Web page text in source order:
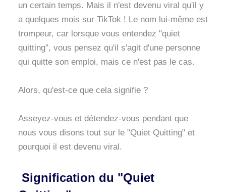
un certain temps. Mais il n'est devenu viral qu'il y
a quelques mois sur TikTok ! Le nom lui-même est
trompeur, car lorsque vous entendez "quiet
quitting", vous pensez qu'il s'agit d'une personne
qui quitte son emploi, mais ce n'est pas le cas.
Alors, qu'est-ce que cela signifie ?
Asseyez-vous et détendez-vous pendant que
nous vous disons tout sur le "Quiet Quitting" et
pourquoi il est devenu viral.
Signification du "Quiet